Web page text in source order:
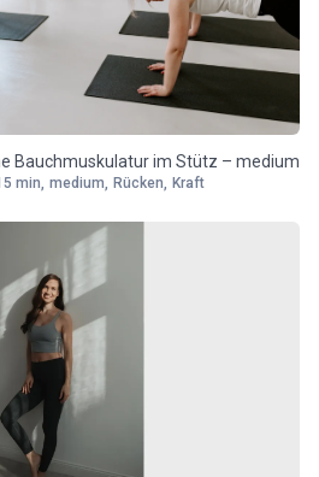
Bauchmuskulatur im Stütz – medium
min, medium, Rücken, Kraft